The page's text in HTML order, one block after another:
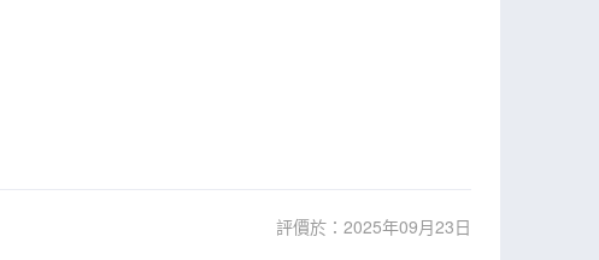
評價於：2025年09月23日